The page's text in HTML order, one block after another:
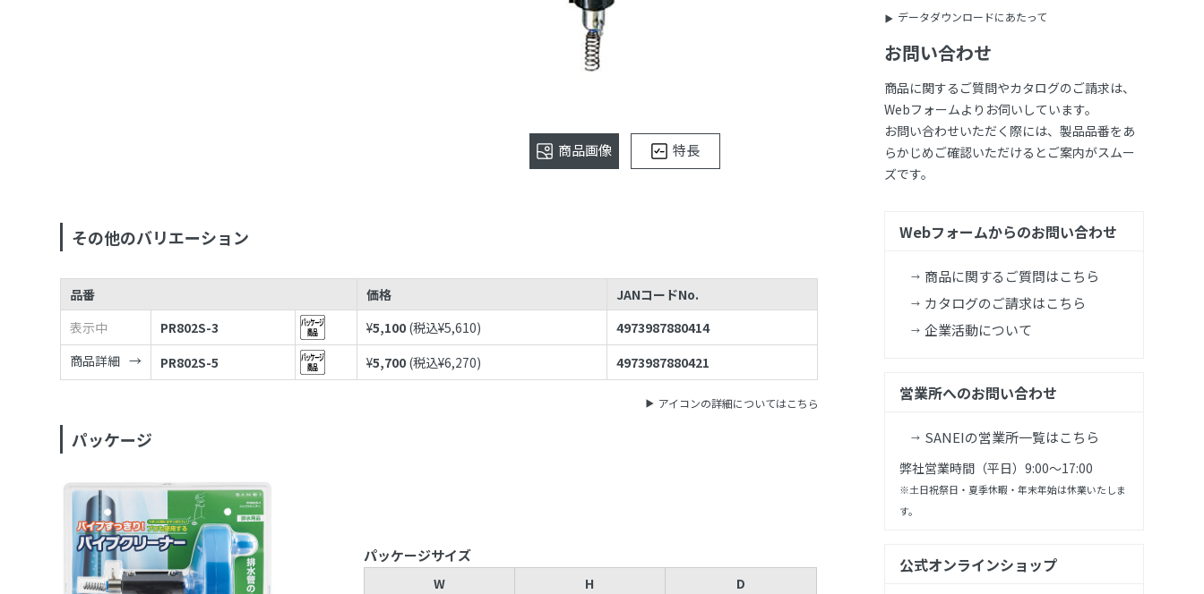
商品画像 特長
その他のバリエーション
品番 価格
JANコードNo.
表示中
PR802S-3 ¥5,100 (税込¥5,610)
4973987880414
商品詳細
PR802S-5 ¥5,700 (税込¥6,270) 4973987880421
アイコンの詳細についてはこちら
パッケージ
パッケージサイズ
W H
D
データダウンロードにあたって
お問い合わせ
商品に関するご質問やカタログのご請求は、
Webフォームよりお伺いしています。
お問い合わせいただく際には、製品品番をあ
らかじめご確認いただけるとご案内がスムー
ズです。
Webフォームからのお問い合わせ
商品に関するご質問はこちら
カタログのご請求はこちら
企業活動について
営業所へのお問い合わせ
SANEIの営業所一覧はこちら
弊社営業時間（平日）9:00～17:00
※土日祝祭日・夏季休暇・年末年始は休業いたしま
す。
公式オンラインショップ